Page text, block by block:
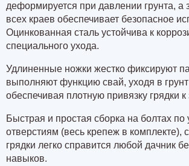
деформируется при давлении грунта, а
всех краев обеспечивает безопасное
Оцинкованная сталь устойчива к
специального ухода.
Удлиненные ножки жестко фиксируют
выполняют функцию свай, уходя в
обеспечивая плотную привязку грядки к
Быстрая и простая сборка на болтах по
отверстиям (весь крепеж в комплекте),
грядки легко справится любой дачник
навыков.